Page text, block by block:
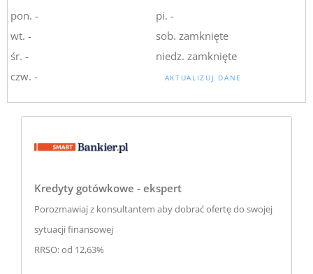
pon. -
wt. -
śr. -
czw. -
pi. -
sob. zamknięte
niedz. zamknięte
AKTUALIZUJ DANE
Kredyty gotówkowe - ekspert
Porozmawiaj z konsultantem aby dobrać ofertę do swojej
sytuacji finansowej
RRSO: od 12,63%